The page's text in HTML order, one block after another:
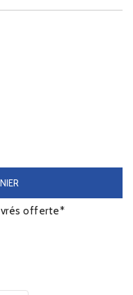
offerte*